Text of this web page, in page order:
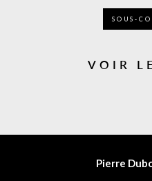
SOUS-
VOIR
Pierre